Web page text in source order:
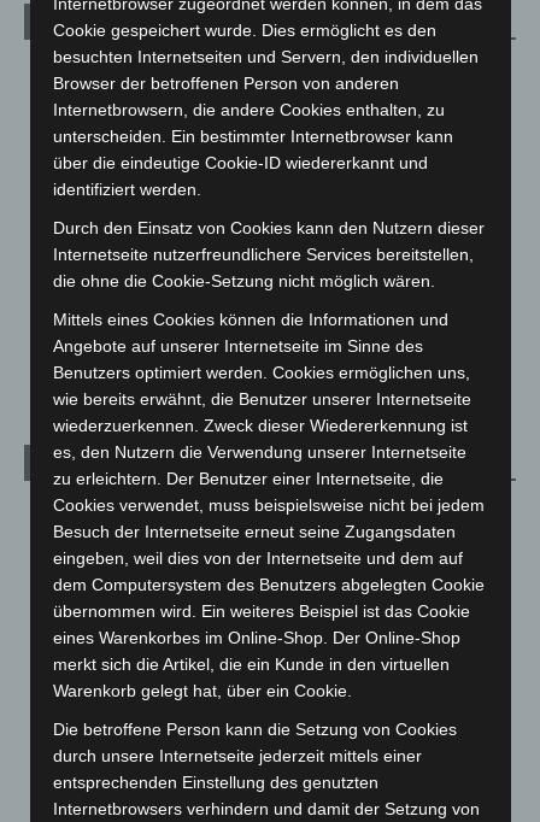
Kategorien
Blaulicht
Corona-News
Hannover und Region
Langenhagen und Ortsteile
Leserbriefe
Menschen
Über uns
Veranstaltungen
Welt
Archiv
August 2026(15)
Juli 2026(73)
Juni 2026(139)
Mai 2026(99)
April 2026(99)
März 2026(115)
Februar 2026(109)
Januar 2026(122)
Dezember 2025(103)
Internetbrowser zugeordnet werden können, in dem das
Cookie gespeichert wurde. Dies ermöglicht es den
besuchten Internetseiten und Servern, den individuellen
Browser der betroffenen Person von anderen
Internetbrowsern, die andere Cookies enthalten, zu
unterscheiden. Ein bestimmter Internetbrowser kann
über die eindeutige Cookie-ID wiedererkannt und
identifiziert werden.
Durch den Einsatz von Cookies kann den Nutzern dieser
Internetseite nutzerfreundlichere Services bereitstellen,
die ohne die Cookie-Setzung nicht möglich wären.
Mittels eines Cookies können die Informationen und
Angebote auf unserer Internetseite im Sinne des
Benutzers optimiert werden. Cookies ermöglichen uns,
wie bereits erwähnt, die Benutzer unserer Internetseite
wiederzuerkennen. Zweck dieser Wiedererkennung ist
es, den Nutzern die Verwendung unserer Internetseite
zu erleichtern. Der Benutzer einer Internetseite, die
Cookies verwendet, muss beispielsweise nicht bei jedem
Besuch der Internetseite erneut seine Zugangsdaten
eingeben, weil dies von der Internetseite und dem auf
dem Computersystem des Benutzers abgelegten Cookie
übernommen wird. Ein weiteres Beispiel ist das Cookie
eines Warenkorbes im Online-Shop. Der Online-Shop
merkt sich die Artikel, die ein Kunde in den virtuellen
Warenkorb gelegt hat, über ein Cookie.
Die betroffene Person kann die Setzung von Cookies
durch unsere Internetseite jederzeit mittels einer
entsprechenden Einstellung des genutzten
Internetbrowsers verhindern und damit der Setzung von